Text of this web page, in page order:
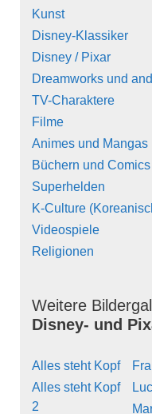
Kunst
Disney-Klassiker
Disney / Pixar
Dreamworks und
TV-Charaktere
Filme
Animes und Mangas
Büchern und Comics
Superhelden
K-Culture
Videospiele
Religionen
Weitere
Disney- und
Alles steht Kopf
Alles steht Kopf
2